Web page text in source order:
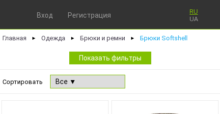
RU
UA
Вход Регистрация
Главная ► Одежда ► Брюки и ремни ► Брюки Softshell
Показать фильтры
Сортировать